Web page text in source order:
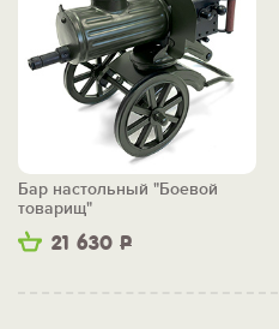
21 630 Р
Бар настольный "Боевой
товарищ"